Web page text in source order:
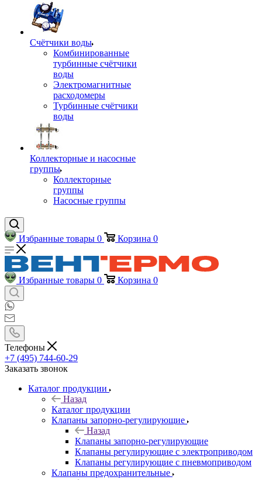
Счётчики воды
Комбинированные
турбинные счётчики
воды
Электромагнитные
расходомеры
Турбинные счётчики
воды
Коллекторные и насосные
группы
Коллекторные
группы
Насосные группы
Избранные товары 0 Корзина 0
Избранные товары 0 Корзина 0
Телефоны
+7 (495) 744-60-29
Заказать звонок
Каталог продукции
Назад
Каталог продукции
Клапаны запорно-регулирующие
Назад
Клапаны запорно-регулирующие
Клапаны регулирующие с электроприводом
Клапаны регулирующие с пневмоприводом
Клапаны предохранительные